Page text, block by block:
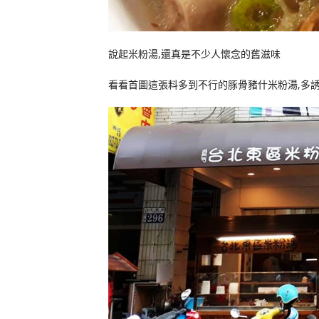
說起米粉湯,還真是不少人懷念的舊滋味
看看首圖這張料多到不行的豚骨豬什米粉湯,多